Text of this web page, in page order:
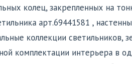
колец, закрепленных на
арт.69441581 ,
коллекции светильников,
комплектации интерьера в